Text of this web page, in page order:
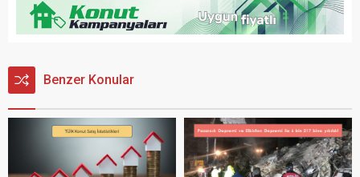
Benzer Konular